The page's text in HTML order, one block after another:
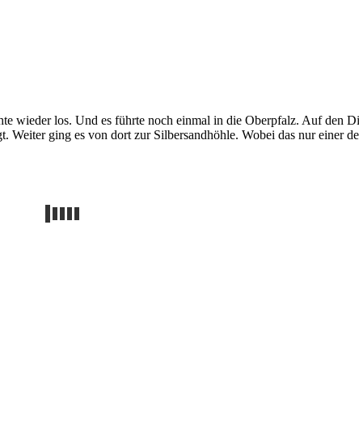
wieder los. Und es führte noch einmal in die Oberpfalz. Auf den
ging es von dort zur Silbersandhöhle. Wobei das nur einer